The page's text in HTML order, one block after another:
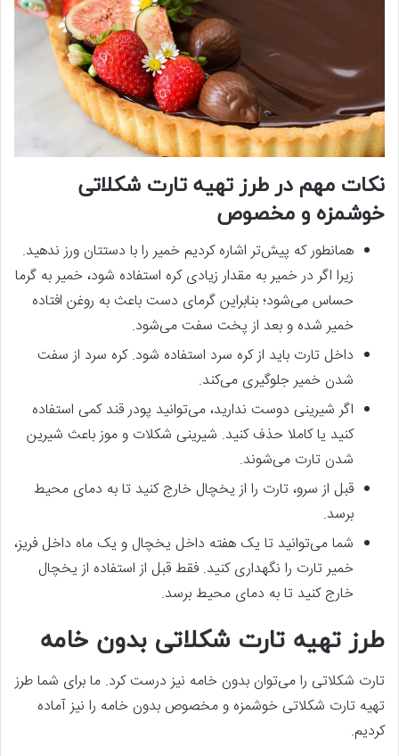
نکات مهم در طرز تهیه تارت شکلاتی
خوشمزه و مخصوص
همانطور که پیش‌تر اشاره کردیم خمیر را با دستتان ورز ندهید.
زیرا اگر در خمیر به مقدار زیادی کره استفاده شود، خمیر به گرما
حساس می‌شود؛ بنابراین گرمای دست باعث به روغن افتاده
خمیر شده و بعد از پخت سفت می‌شود.
داخل تارت باید از کره سرد استفاده شود. کره سرد از سفت
شدن خمیر جلوگیری می‌کند.
اگر شیرینی دوست ندارید، می‌توانید پودر قند کمی استفاده
کنید یا کاملا حذف کنید. شیرینی شکلات و موز باعث شیرین
شدن تارت می‌شوند.
قبل از سرو، تارت را از یخچال خارج کنید تا به دمای محیط
برسد.
شما می‌توانید تا یک هفته داخل یخچال و یک ماه داخل فریز،
خمیر تارت را نگهداری کنید. فقط قبل از استفاده از یخچال
خارج کنید تا به دمای محیط برسد.
طرز تهیه تارت شکلاتی بدون خامه
تارت شکلاتی را می‌توان بدون خامه نیز درست کرد. ما برای شما طرز
تهیه تارت شکلاتی خوشمزه و مخصوص بدون خامه را نیز آماده
کردیم.